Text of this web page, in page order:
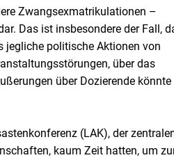
Zwangsexmatrikulationen –
Das ist insbesondere der Fall,
jegliche politische Aktionen von
über das
über Dozierende könnte
(LAK), der
kaum Zeit hatten, um